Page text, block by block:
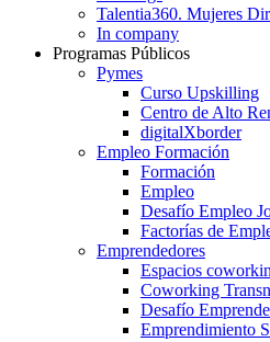
Talentia360. Mujeres
In company
Programas Públicos
Pymes
Curso Upskilling
Centro de Alto
digitalXborder
Empleo Formación
Formación
Empleo
Desafío Empleo
Factorías de
Emprendedores
Espacios
Coworking
Desafío
Emprendimiento